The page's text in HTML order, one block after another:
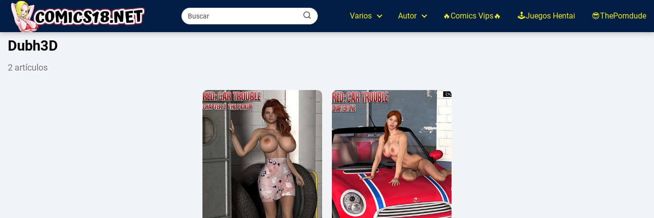
Varios Autor 🔥Comics Vips🔥 🕹️Juegos Hentai 😎ThePorndude
Dubh3D
2 artículos